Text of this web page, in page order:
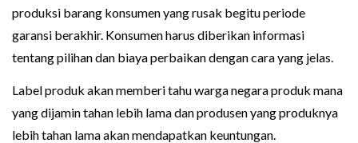
produksi barang konsumen yang rusak begitu periode
garansi berakhir. Konsumen harus diberikan informasi
tentang pilihan dan biaya perbaikan dengan cara yang jelas.
Label produk akan memberi tahu warga negara produk mana
yang dijamin tahan lebih lama dan produsen yang produknya
lebih tahan lama akan mendapatkan keuntungan.